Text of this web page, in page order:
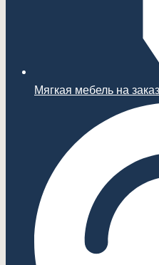
Мягкая мебель на